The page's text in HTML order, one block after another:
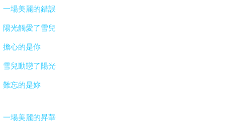
一場美麗的錯誤
陽光觸愛了雪兒
擔心的是你
雪兒動戀了陽光
難忘的是妳
一場美麗的昇華